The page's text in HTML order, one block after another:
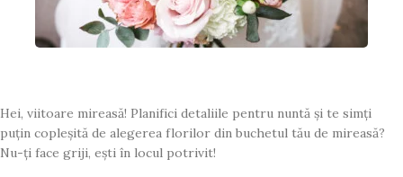
Hei, viitoare mireasă! Planifici detaliile pentru nuntă și te simți
puțin copleșită de alegerea florilor din buchetul tău de mireasă?
Nu-ți face griji, ești în locul potrivit!